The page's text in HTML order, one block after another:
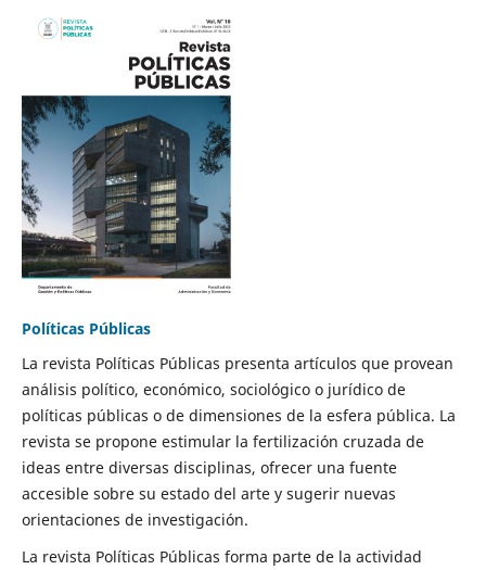
Políticas Públicas
La revista Políticas Públicas presenta artículos que provean
análisis político, económico, sociológico o jurídico de
políticas públicas o de dimensiones de la esfera pública. La
revista se propone estimular la fertilización cruzada de
ideas entre diversas disciplinas, ofrecer una fuente
accesible sobre su estado del arte y sugerir nuevas
orientaciones de investigación.
La revista Políticas Públicas forma parte de la actividad